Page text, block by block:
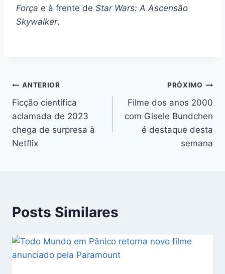
Força e à frente de Star Wars: A Ascensão
Skywalker.
Navegação
de
Post
ANTERIOR
Ficção científica
aclamada de 2023
chega de surpresa à
Netflix
PRÓXIMO
Filme dos anos 2000
com Gisele Bundchen
é destaque desta
semana
Posts Similares